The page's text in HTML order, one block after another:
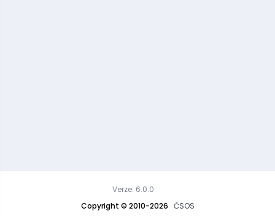
Copyright © 2010-2026 ČSOS
Verze: 6.0.0